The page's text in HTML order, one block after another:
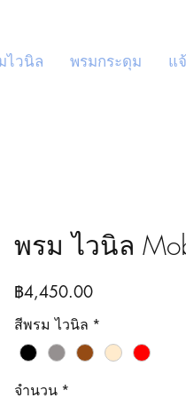
ไวนิล พรมกระดุม แ
พรม ไวนิล
฿4,450.00ราคา
สีพรม ไวนิล *
จำนวน *